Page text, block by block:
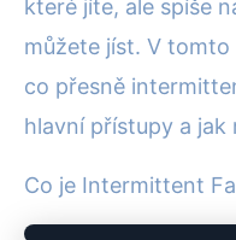
které jíte, ale spíše
můžete jíst. V
co přesně
hlavní přístupy a jak
Co je Intermittent